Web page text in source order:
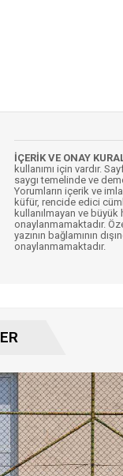
İÇERİK VE ONAY
kullanımı için vardır.
saygı temelinde ve
Yorumların içerik ve
küfür, rencide edici
kullanılmayan ve büyük
onaylanmamaktadır.
yazının bağlamının
onaylanmamaktadır.